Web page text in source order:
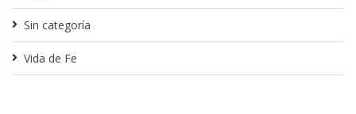
Sin categoría
Vida de Fe